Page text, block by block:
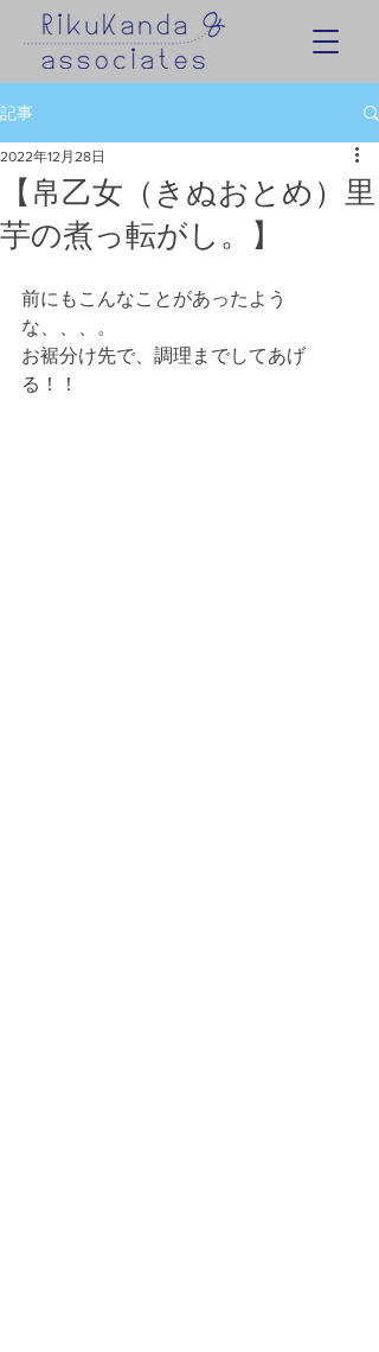
記事
【帛乙女（きぬおとめ）里
芋の煮っ転がし。】
2022年12月28日
前にもこんなことがあったよう
な、、、。
お裾分け先で、調理までしてあげ
る！！